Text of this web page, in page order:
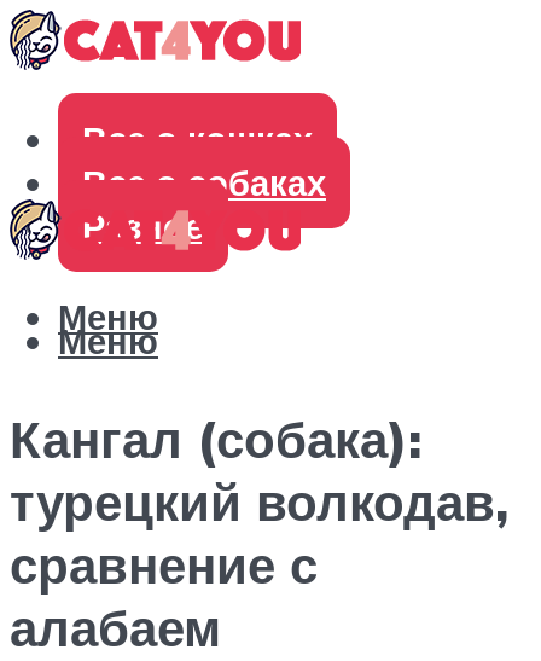
Все о кошках
Все о собаках
Разное
Меню
Меню
Кангал (собака):
турецкий волкодав,
сравнение с
алабаем